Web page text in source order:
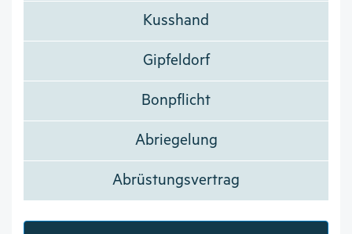
Kusshand
Gipfeldorf
Bonpflicht
Abriegelung
Abrüstungsvertrag